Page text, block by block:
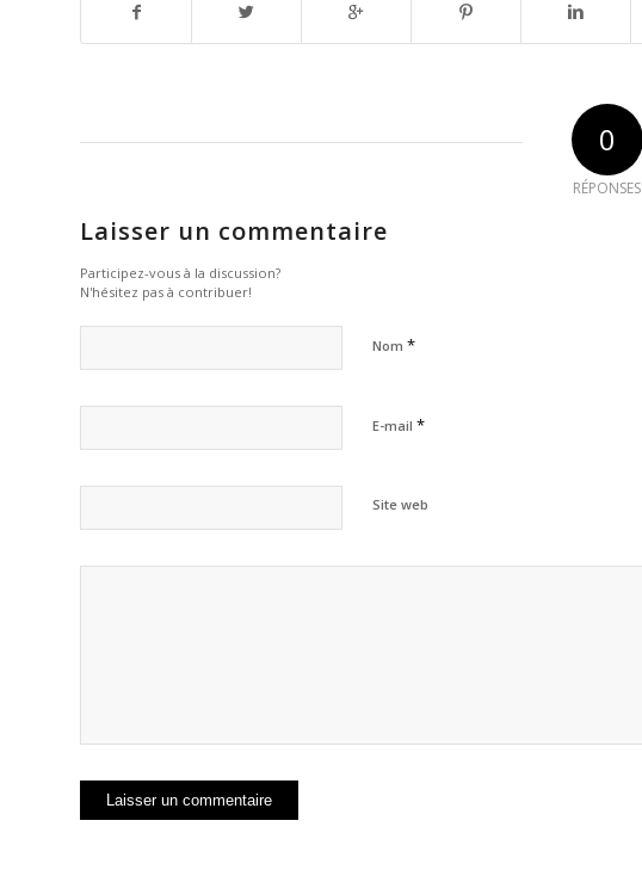
0
RÉPONSES
Laisser un commentaire
Participez-vous à la discussion?
N'hésitez pas à contribuer!
Nom *
E-mail *
Site web